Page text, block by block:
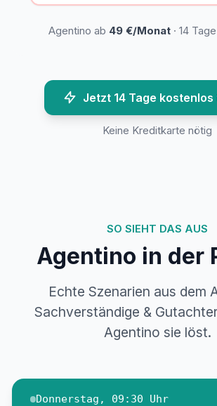
Agentino ab 49 €/Monat · 14
Jetzt 14 Tage
Keine Kreditkarte nötig
SO SIEHT DAS AUS
Agentino in der
Echte Szenarien aus dem
Sachverständige &
Agentino sie löst.
Donnerstag, 09:30 Uhr